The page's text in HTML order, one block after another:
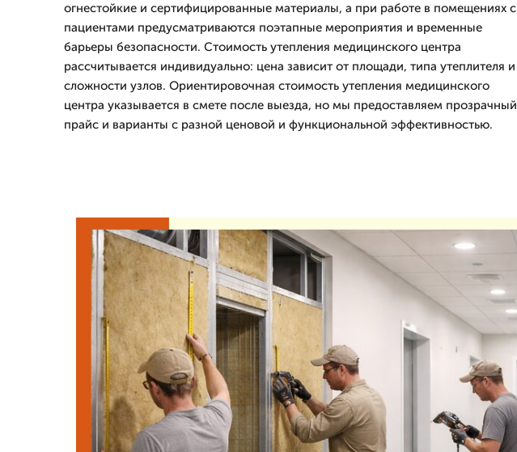
огнестойкие и сертифицированные материалы, а при работе в помещениях с
пациентами предусматриваются поэтапные мероприятия и временные
барьеры безопасности. Стоимость утепления медицинского центра
рассчитывается индивидуально: цена зависит от площади, типа утеплителя и
сложности узлов. Ориентировочная стоимость утепления медицинского
центра указывается в смете после выезда, но мы предоставляем прозрачный
прайс и варианты с разной ценовой и функциональной эффективностью.